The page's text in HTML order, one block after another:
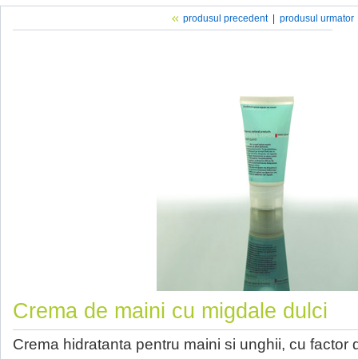
produsul precedent| produsul urmator
Crema de maini cu migdale dulci
Crema hidratanta pentru maini si unghii, cu factor